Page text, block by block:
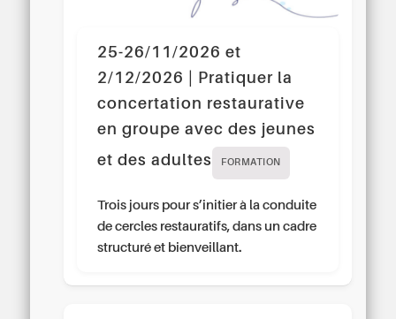
25-26/11/2026 et
2/12/2026 | Pratiquer la
concertation restaurative
en groupe avec des jeunes
et des adultes
FORMATION
Trois jours pour s’initier à la conduite
de cercles restauratifs, dans un cadre
structuré et bienveillant.